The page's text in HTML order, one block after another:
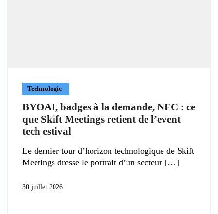
Technologie
BYOAI, badges à la demande, NFC : ce
que Skift Meetings retient de l’event
tech estival
Le dernier tour d’horizon technologique de Skift
Meetings dresse le portrait d’un secteur
30 juillet 2026